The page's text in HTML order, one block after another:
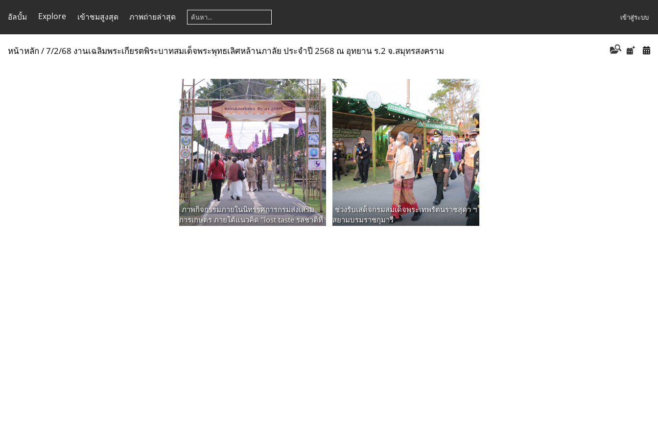
อัลบั้ม Explore เข้าชมสูงสุด ภาพถ่ายล่าสุด เข้าสู่ระบบ
หน้าหลัก /7/2/68 งานเฉลิมพระเกียรตพิระบาทสมเด็จพระพุทธเลิศหล้านภาลัย ประจําปี 2568 ณ อุทยาน ร.2 จ.สมุทรสงคราม
ภาพกิจกรรมภายในนิทรรศการกรมส่งเสริม
การเกษตร ภายใต้แนวคิด "lost taste รสชาติที่
ช่วงรับเสด็จกรมสมเด็จพระเทพรัตนราชสุดา ฯ
สยามบรมราชกุมารี